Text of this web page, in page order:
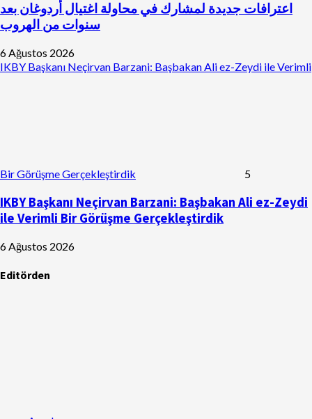
اعترافات جديدة لمشارك في محاولة اغتيال أردوغان بعد
سنوات من الهروب
6 Ağustos 2026
IKBY Başkanı Neçirvan Barzani: Başbakan Ali ez-Zeydi ile Verimli
Bir Görüşme Gerçekleştirdik 5
IKBY Başkanı Neçirvan Barzani: Başbakan Ali ez-Zeydi
ile Verimli Bir Görüşme Gerçekleştirdik
6 Ağustos 2026
Editörden